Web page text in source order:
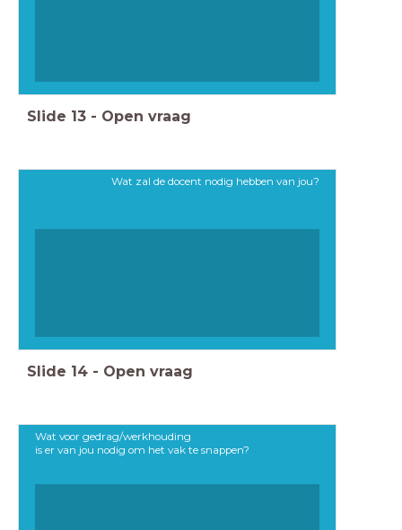
Slide 13 - Open vraag
Wat zal de docent nodig hebben van jou?
Slide 14 - Open vraag
Wat voor gedrag/werkhouding
is er van jou nodig om het vak te snappen?